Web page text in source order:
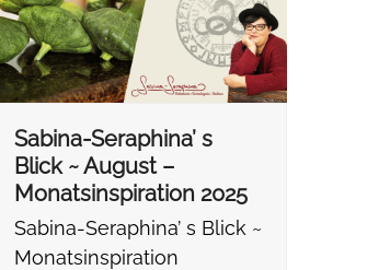
Sabina-Seraphina’ s
Blick ~ August –
Monatsinspiration 2025
Sabina-Seraphina’ s Blick ~
Monatsinspiration